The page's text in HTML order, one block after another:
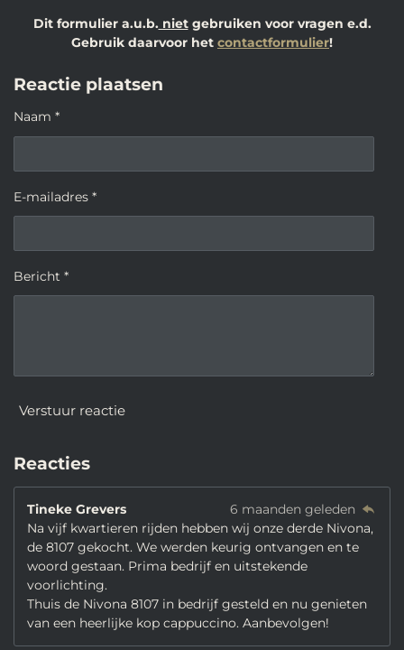
Dit formulier a.u.b.nietgebruiken voor vragen e.d.
Gebruik daarvoor het contactformulier!
Reactie plaatsen
Naam *
E-mailadres *
Bericht *
Verstuur reactie
Reacties
Tineke Grevers
6 maanden geleden
Na vijf kwartieren rijden hebben wij onze derde Nivona,
de 8107 gekocht. We werden keurig ontvangen en te
woord gestaan. Prima bedrijf en uitstekende
voorlichting.
Thuis de Nivona 8107 in bedrijf gesteld en nu genieten
van een heerlijke kop cappuccino. Aanbevolgen!